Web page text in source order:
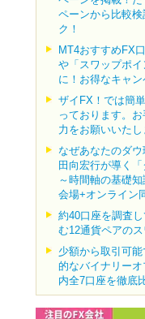
ペーンから比較
ク！
MT4おすすめFX
や「スワップポ
に！お得なキャン
ザイFX！では簡
っております。
力をお願いいたし
なぜあなたのダ
田向宏行が導く「
～時間軸の基礎知
会場+オンライン
約40口座を調査
む12通貨ペアの
少額から取引可
的なバイナリー
内全7口座を徹底